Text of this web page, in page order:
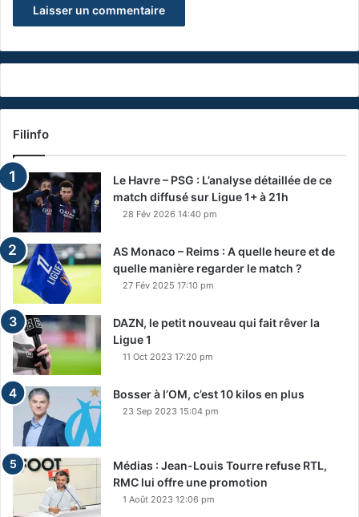
Filinfo
Le Havre – PSG : L’analyse détaillée de ce
match diffusé sur Ligue 1+ à 21h
28 Fév 2026 14:40 pm
AS Monaco – Reims : A quelle heure et de
quelle manière regarder le match ?
27 Fév 2025 17:10 pm
DAZN, le petit nouveau qui fait rêver la
Ligue 1
11 Oct 2023 17:20 pm
Bosser à l’OM, c’est 10 kilos en plus
23 Sep 2023 15:04 pm
Médias : Jean-Louis Tourre refuse RTL,
RMC lui offre une promotion
1 Août 2023 12:06 pm